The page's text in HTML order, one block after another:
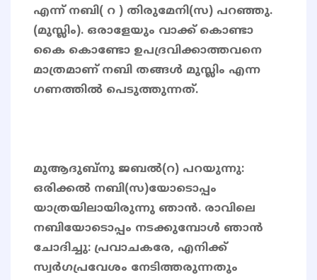
എന്ന് നബി( റ ) തിരുമേനി(സ) പറഞ്ഞു.
(മുസ്ലിം). ഒരാളേയും വാക്ക് കൊണ്ടാ
കൈ കൊണ്ടോ ഉപദ്രവിക്കാത്തവനെ
മാത്രമാണ് നബി തങ്ങൾ മുസ്ലിം എന്ന
ഗണത്തിൽ പെടുത്തുന്നത്.
മുആദുബ്‌നു ജബല്‍(റ) പറയുന്നു:
ഒരിക്കല്‍ നബി(സ)യോടൊപ്പം
യാത്രയിലായിരുന്നു ഞാന്‍. രാവിലെ
നബിയോടൊപ്പം നടക്കുമ്പോള്‍ ഞാന്‍
ചോദിച്ചു: പ്രവാചകരേ, എനിക്ക്
സ്വര്‍ഗപ്രവേശം നേടിത്തരുന്നതും